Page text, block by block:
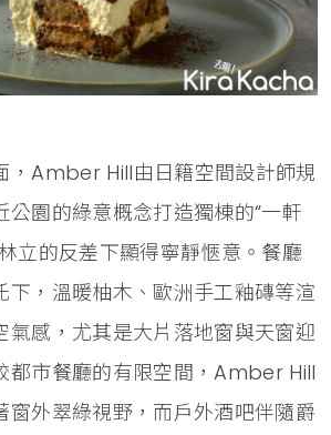
，Amber Hill由日籍空間設計師規
公園的綠意概念打造獨棟的“一軒
立的反差下顯得寧靜愜意。餐廳
下，溫暖柚木、歐洲手工釉磚等渲
氣感，尤其是大片落地窗與天窗迎
都市餐廳的有限空間，Amber Hill
窗外翠綠視野，而戶外酒吧伴隨爵